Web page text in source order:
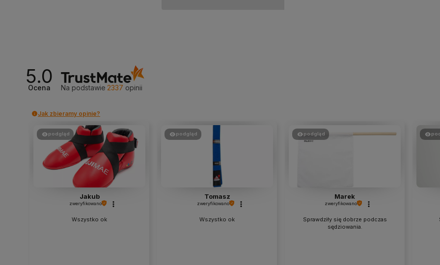
5.0
Ocena Na podstawie 2337 opinii
Jak zbieramy opinie?
podgląd
Jakub
zweryfikowano
Wszystko ok
podgląd
Tomasz
zweryfikowano
Wszystko ok
podgląd
Marek
zweryfikowano
Sprawdziły się dobrze podczas
sędziowania.